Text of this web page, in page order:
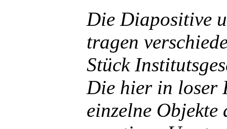
Die Diapositive
tragen
Stück
Die hier in loser
einzelne